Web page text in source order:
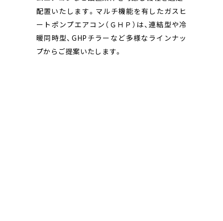
配置いたします。マルチ機能を有したガスヒ
ートポンプエアコン（ＧＨＰ）は、連結型や冷
暖同時型、GHPチラーなど多様なラインナッ
プからご提案いたします。